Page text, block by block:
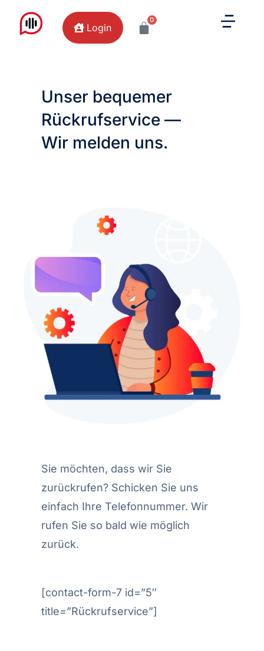
Login
0
Unser bequemer
Rückrufservice —
Wir melden uns.
Sie möchten, dass wir Sie
zurückrufen? Schicken Sie uns
einfach Ihre Telefonnummer. Wir
rufen Sie so bald wie möglich
zurück.
[contact-form-7 id=”5″
title=”Rückrufservice”]